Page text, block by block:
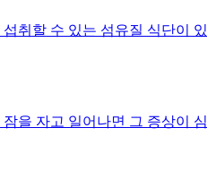
취할 수 있는 섬유질 식단이 있
을 자고 일어나면 그 증상이 심